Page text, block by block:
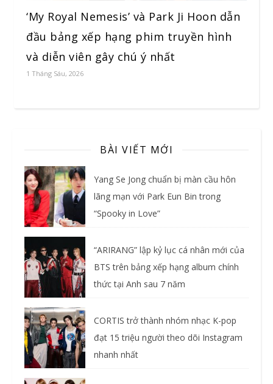
‘My Royal Nemesis’ và Park Ji Hoon dẫn
đầu bảng xếp hạng phim truyền hình
và diễn viên gây chú ý nhất
1 Tháng Sáu, 2026
BÀI VIẾT MỚI
Yang Se Jong chuẩn bị màn cầu hôn
lãng mạn với Park Eun Bin trong
“Spooky in Love”
“ARIRANG” lập kỷ lục cá nhân mới của
BTS trên bảng xếp hạng album chính
thức tại Anh sau 7 năm
CORTIS trở thành nhóm nhạc K-pop
đạt 15 triệu người theo dõi Instagram
nhanh nhất